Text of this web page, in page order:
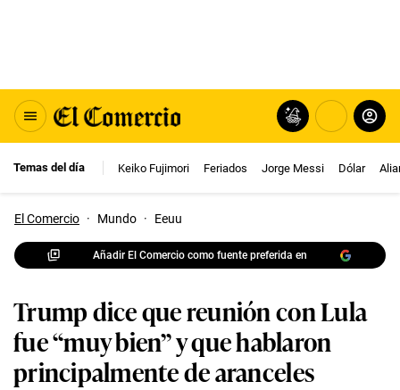
Temas del día Keiko Fujimori Feriados Jorge Messi Dólar
El Comercio · Mundo · Eeuu
Añadir El Comercio como fuente preferida en
Trump dice que reunión con Lula
fue “muy bien” y que hablaron
principalmente de aranceles